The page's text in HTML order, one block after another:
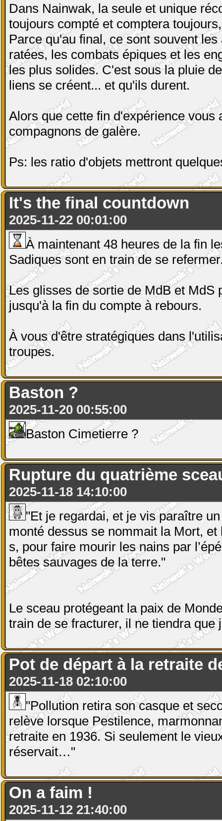
Dans Nainwak, la seule et unique
toujours compté et comptera
Parce qu'au final, ce sont souvent
ratées, les combats épiques et les
les plus solides. C'est sous la pluie
liens se créent... et qu'ils durent.
Alors que cette fin d'expérience vous
compagnons de galère.
Ps: les ratio d'objets mettront
It's the final countdown
2025-11-22 00:01:00
À maintenant 48 heures de la fin
Sadiques sont en train de se
Les glisses de sortie de MdB et MdS
jusqu'à la fin du compte à rebours.
À vous d'être stratégiques dans
troupes.
Baston ?
2025-11-20 00:55:00
Baston Cimetierre ?
Rupture du quatrième
2025-11-18 14:10:00
"Et je regardai, et je vis paraître
monté dessus se nommait la Mort,
s, pour faire mourir les nains par
bêtes sauvages de la terre."
Le sceau protégeant la paix de
train de se fracturer, il ne tiendra
Pot de départ à la retraite
2025-11-18 02:10:00
"Pollution retira son casque et
relève lorsque Pestilence,
retraite en 1936. Si seulement le
réservait…"
On a faim !
2025-11-12 21:40:00